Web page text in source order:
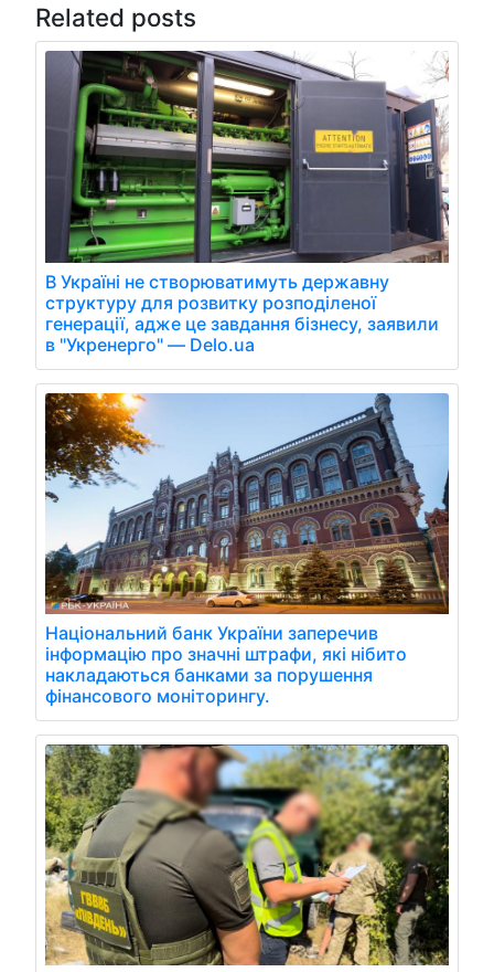
Related posts
В Україні не створюватимуть державну
структуру для розвитку розподіленої
генерації, адже це завдання бізнесу, заявили
в "Укренерго" — Delo.ua
Національний банк України заперечив
інформацію про значні штрафи, які нібито
накладаються банками за порушення
фінансового моніторингу.